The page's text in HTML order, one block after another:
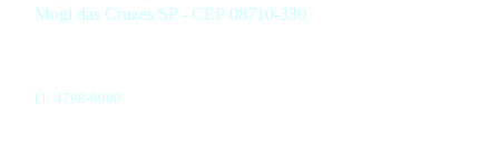
Mogi das Cruzes/SP - CEP 08710-330
11 4798-6900